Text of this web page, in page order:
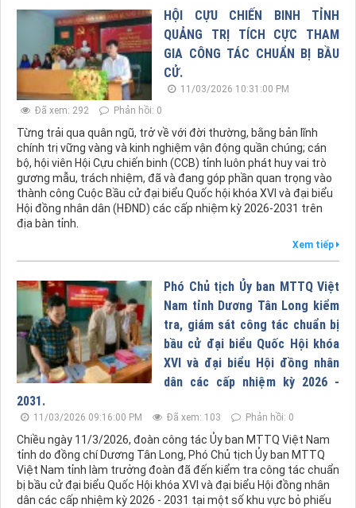
HỘI CỰU CHIẾN BINH TỈNH
QUẢNG TRỊ TÍCH CỰC THAM
GIA CÔNG TÁC CHUẨN BỊ BẦU
CỬ.
11/03/2026 10:31:00 PM
Đã xem: 292
Phản hồi: 0
Từng trải qua quân ngũ, trở về với đời thường, bằng bản lĩnh
chính trị vững vàng và kinh nghiệm vận động quần chúng; cán
bộ, hội viên Hội Cựu chiến binh (CCB) tỉnh luôn phát huy vai trò
gương mẫu, trách nhiệm, đã và đang góp phần quan trọng vào
thành công Cuộc Bầu cử đại biểu Quốc hội khóa XVI và đại biểu
Hội đồng nhân dân (HĐND) các cấp nhiệm kỳ 2026-2031 trên
địa bàn tỉnh.
Xem tiếp
Phó Chủ tịch Ủy ban MTTQ Việt
Nam tỉnh Dương Tân Long kiểm
tra, giám sát công tác chuẩn bị
bầu cử đại biểu Quốc Hội khóa
XVI và đại biểu Hội đồng nhân
dân các cấp nhiệm kỳ 2026 -
2031.
11/03/2026 09:16:00 PM Đã xem: 103 Phản hồi: 0
Chiều ngày 11/3/2026, đoàn công tác Ủy ban MTTQ Việt Nam
tỉnh do đồng chí Dương Tân Long, Phó Chủ tịch Ủy ban MTTQ
Việt Nam tỉnh làm trưởng đoàn đã đến kiểm tra công tác chuẩn
bị bầu cử đại biểu Quốc Hội khóa XVI và đại biểu Hội đồng nhân
dân các cấp nhiệm kỳ 2026 - 2031 tại một số khu vực bỏ phiếu